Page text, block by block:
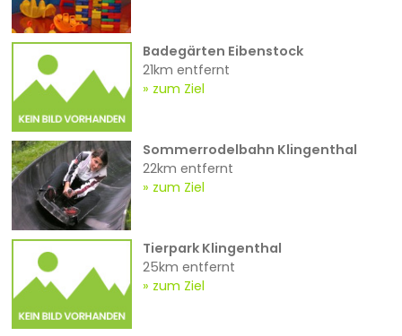
Badegärten Eibenstock
21km entfernt
zum Ziel
Sommerrodelbahn Klingenthal
22km entfernt
zum Ziel
Tierpark Klingenthal
25km entfernt
zum Ziel